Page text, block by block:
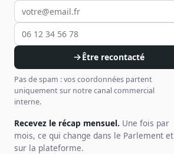
Être recontacté
Pas de spam : vos coordonnées partent
uniquement sur notre canal commercial
interne.
Recevez le récap mensuel. Une fois par
mois, ce qui change dans le Parlement et
sur la plateforme.